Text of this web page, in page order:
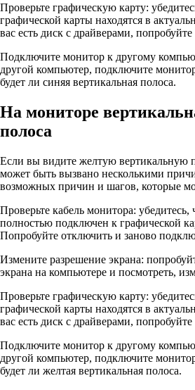
Проверьте графическую карту:
графической карты находятся в
вас есть диск с драйверами,
Подключите монитор к другому
другой компьютер, подключите
будет ли синяя вертикальная полоса.
На мониторе
полоса
Если вы видите желтую вертикальную
может быть вызвано несколькими
возможных причин и шагов, которые
Проверьте кабель монитора: убедитесь,
полностью подключен к графической
Попробуйте отключить и заново
Измените разрешение экрана:
экрана на компьютере и посмотреть,
Проверьте графическую карту:
графической карты находятся в
вас есть диск с драйверами,
Подключите монитор к другому
другой компьютер, подключите
будет ли желтая вертикальная полоса.